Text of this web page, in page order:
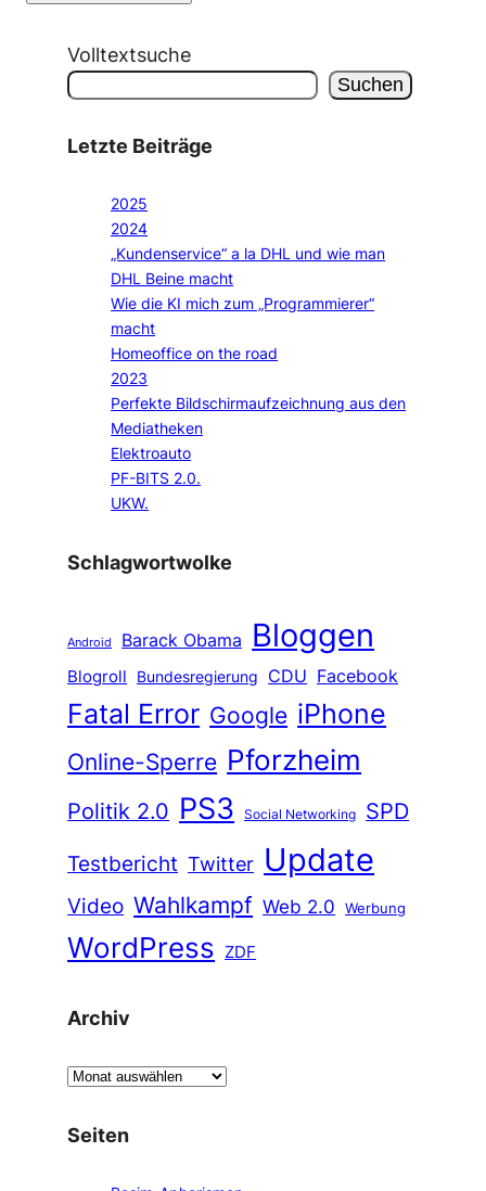
Volltextsuche
Suchen
Letzte Beiträge
2025
2024
„Kundenservice“ a la DHL und wie man
DHL Beine macht
Wie die KI mich zum „Programmierer“
macht
Homeoffice on the road
2023
Perfekte Bildschirmaufzeichnung aus den
Mediatheken
Elektroauto
PF-BITS 2.0.
UKW.
Schlagwortwolke
Android Barack Obama Bloggen
Blogroll Bundesregierung CDU Facebook
Fatal Error Google iPhone
Online-Sperre Pforzheim
Politik 2.0 PS3 Social Networking
SPD
Testbericht Twitter Update
Video Wahlkampf Web 2.0 Werbung
WordPress ZDF
Archiv
A
c
Seiten